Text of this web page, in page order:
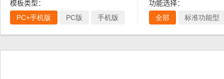
模板类型：
PC+手机版
PC版 手机版
功能选择：
全部
标准功能型